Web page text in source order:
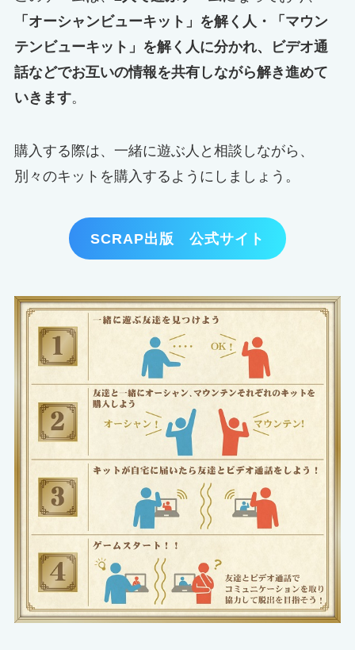
「オーシャンビューキット」を解く人・「マウン
テンビューキット」を解く人に分かれ、ビデオ通
話などでお互いの情報を共有しながら解き進めて
いきます。
購入する際は、一緒に遊ぶ人と相談しながら、
別々のキットを購入するようにしましょう。
SCRAP出版 公式サイト